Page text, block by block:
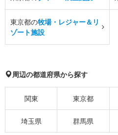
東京都の牧場・レジャー＆リ
ゾート施設
周辺の都道府県から探す
関東 東京都
埼玉県 群馬県